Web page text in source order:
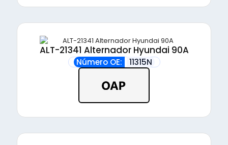
ALT-21341 Alternador Hyundai 90A
Número OE: 11315N